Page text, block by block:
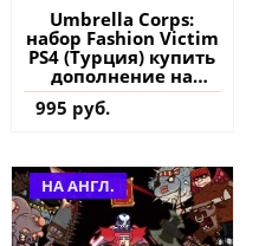
Umbrella Corps:
набор Fashion Victim
PS4 (Турция) купить
дополнение на
аккаунт
995 руб.
НА АНГЛ.